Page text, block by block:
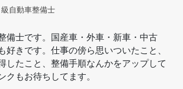
自動車整備士
備士です。国産車・外車・新車・中古
好きです。仕事の傍ら思いついたこと、
したこと、整備手順なんかをアップして
クもお待ちしてます。